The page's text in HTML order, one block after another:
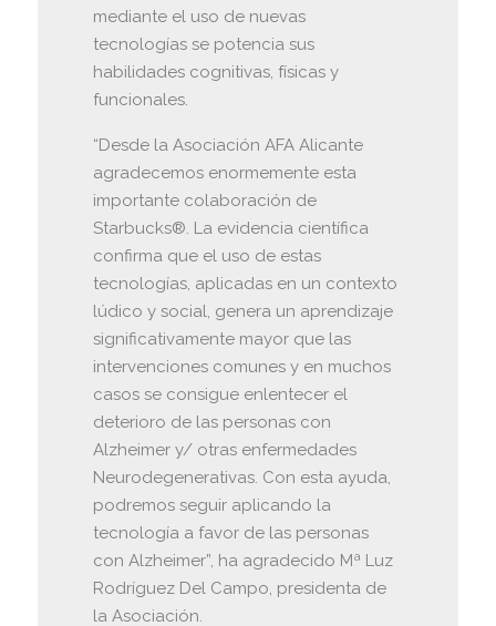
mediante el uso de nuevas
tecnologías se potencia sus
habilidades cognitivas, físicas y
funcionales.
“Desde la Asociación AFA Alicante
agradecemos enormemente esta
importante colaboración de
Starbucks®. La evidencia científica
confirma que el uso de estas
tecnologías, aplicadas en un contexto
lúdico y social, genera un aprendizaje
significativamente mayor que las
intervenciones comunes y en muchos
casos se consigue enlentecer el
deterioro de las personas con
Alzheimer y/ otras enfermedades
Neurodegenerativas. Con esta ayuda,
podremos seguir aplicando la
tecnología a favor de las personas
con Alzheimer”, ha agradecido Mª Luz
Rodríguez Del Campo, presidenta de
la Asociación.